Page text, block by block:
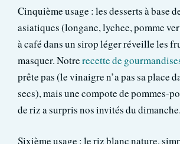
Cinquième usage : les desserts à base
asiatiques (longane, lychee, pomme
à café dans un sirop léger réveille les
masquer. Notrerecette de
prête pas (le vinaigre n’a pas sa place
secs), mais une compote de pommes-
de riz a surpris nos invités du dimanche.